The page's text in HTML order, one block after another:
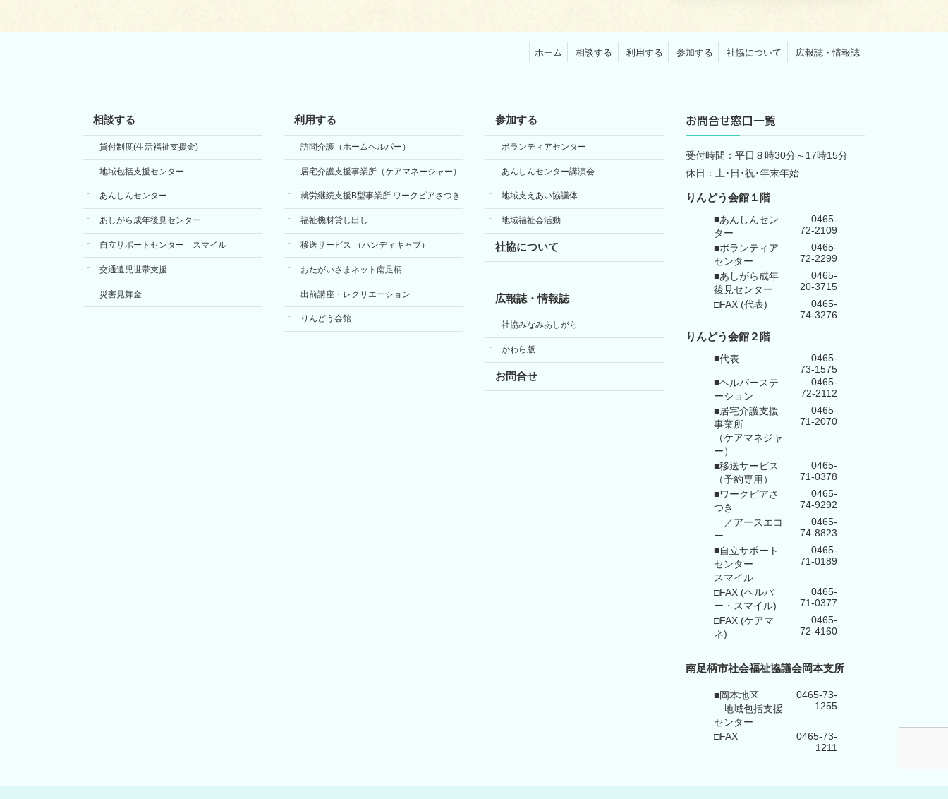
ホーム 相談する 利用する 参加する 社協について 広報誌・情報誌
相談する
貸付制度(生活福祉支援金)
地域包括支援センター
あんしんセンター
あしがら成年後見センター
自立サポートセンター スマイル
交通遺児世帯支援
災害見舞金
利用する
訪問介護（ホームヘルパー）
居宅介護支援事業所（ケアマネージャー）
就労継続支援B型事業所 ワークピアさつき
福祉機材貸し出し
移送サービス （ハンディキャブ）
おたがいさまネット南足柄
出前講座・レクリエーション
りんどう会館
参加する
ボランティアセンター
あんしんセンター講演会
地域支えあい協議体
地域福祉会活動
社協について
広報誌・情報誌
社協みなみあしがら
かわら版
お問合せ
お問合せ窓口一覧
受付時間：平日８時30分～17時15分
休日：土･日･祝･年末年始
りんどう会館１階
■あんしんセン
ター
0465-
72-2109
■ボランティア
センター
0465-
72-2299
■あしがら成年
後見センター
0465-
20-3715
□FAX (代表)
0465-
74-3276
りんどう会館 ２階
■代表
0465-
73-1575
■ヘルパーステ
ーション
0465-
72-2112
■居宅介護支援
事業所
（ケアマネジャ
ー）
0465-
71-2070
■移送サービス
（予約専用）
0465-
71-0378
■ワークピアさ
つき
0465-
74-9292
／アースエコ
ー
0465-
74-8823
■自立サポート
センター
スマイル
0465-
71-0189
□FAX (ヘルパ
ー・スマイル)
0465-
71-0377
□FAX (ケアマ
ネ)
0465-
72-4160
南足柄市社会福祉協議会岡本支所
■岡本地区
地域包括支援
センター
0465-73-
1255
□FAX
0465-73-
1211